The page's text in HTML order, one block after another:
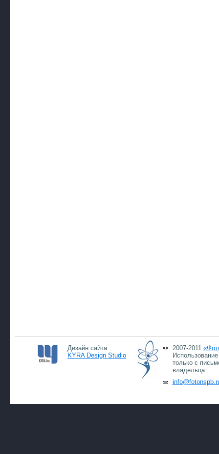
Дизайн сайта
KYRA Design Studio
2007-2011
только с
владельца